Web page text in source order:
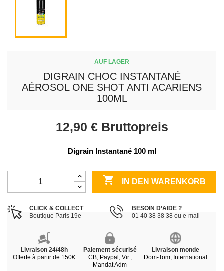
AUF LAGER
DIGRAIN CHOC INSTANTANÉ
AÉROSOL ONE SHOT ANTI ACARIENS
100ML
12,90 € Bruttopreis
Digrain Instantané 100 ml
 IN DEN WARENKORB
CLICK & COLLECT
Boutique Paris 19e
BESOIN D’AIDE ?
01 40 38 38 38 ou e-mail
Livraison 24/48h
Offerte à partir de 150€
Paiement sécurisé
CB, Paypal, Vir.,
Mandat Adm
Livraison monde
Dom-Tom, International